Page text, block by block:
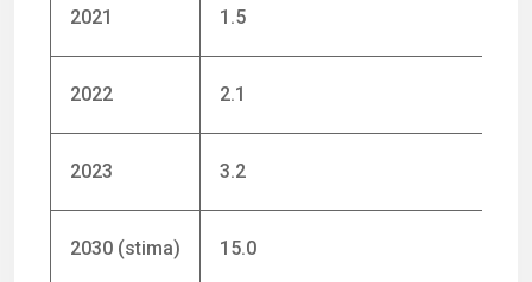
2021 1.5
2022 2.1
2023 3.2
2030 (stima) 15.0